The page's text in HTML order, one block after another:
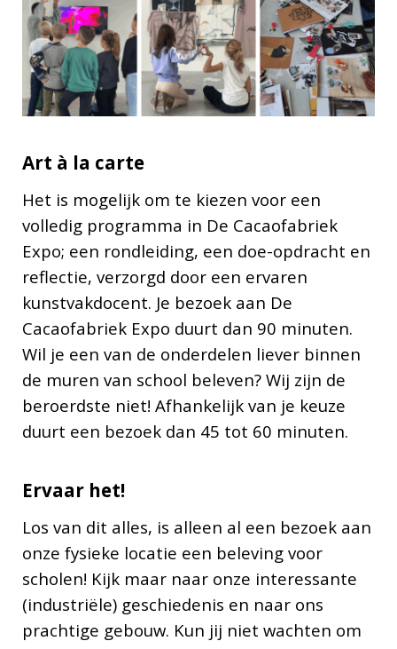
Art à la carte
Het is mogelijk om te kiezen voor een
volledig programma in De Cacaofabriek
Expo; een rondleiding, een doe-opdracht en
reflectie, verzorgd door een ervaren
kunstvakdocent. Je bezoek aan De
Cacaofabriek Expo duurt dan 90 minuten.
Wil je een van de onderdelen liever binnen
de muren van school beleven? Wij zijn de
beroerdste niet! Afhankelijk van je keuze
duurt een bezoek dan 45 tot 60 minuten.
Ervaar het!
Los van dit alles, is alleen al een bezoek aan
onze fysieke locatie een beleving voor
scholen! Kijk maar naar onze interessante
(industriële) geschiedenis en naar ons
prachtige gebouw. Kun jij niet wachten om